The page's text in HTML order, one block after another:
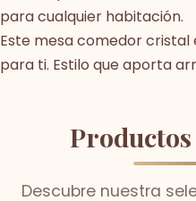
para cualquier habitación.
Este mesa comedor
para ti. Estilo que aporta
Descubre nuestra